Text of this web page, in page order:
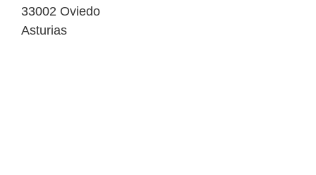
33002 Oviedo
Asturias